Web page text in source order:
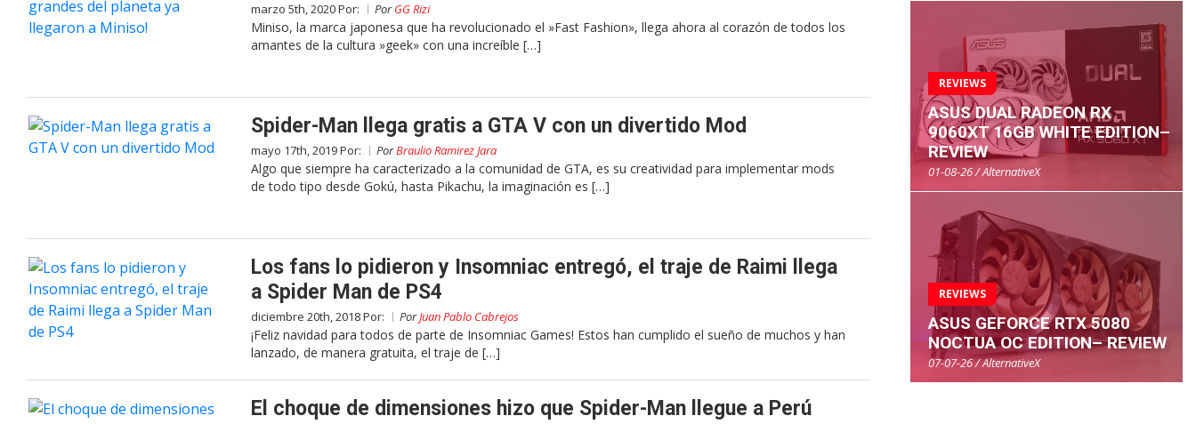
marzo 5th, 2020 Por: PorGG Rizi
Miniso, la marca japonesa que ha revolucionado el »Fast Fashion», llega ahora al corazón de todos los
amantes de la cultura »geek» con una increíble […]
Spider-Man llega gratis a GTA V con un divertido Mod
mayo 17th, 2019 Por: PorBraulio Ramirez Jara
Algo que siempre ha caracterizado a la comunidad de GTA, es su creatividad para implementar mods
de todo tipo desde Gokú, hasta Pikachu, la imaginación es […]
Los fans lo pidieron y Insomniac entregó, el traje de Raimi llega
a Spider Man de PS4
diciembre 20th, 2018 Por: PorJuan Pablo Cabrejos
¡Feliz navidad para todos de parte de Insomniac Games! Estos han cumplido el sueño de muchos y han
lanzado, de manera gratuita, el traje de […]
El choque de dimensiones hizo que Spider-Man llegue a Perú
REVIEWS
ASUS DUAL RADEON RX
9060XT 16GB WHITE EDITION–
REVIEW
01-08-26 / AlternativeX
REVIEWS
ASUS GEFORCE RTX 5080
NOCTUA OC EDITION– REVIEW
07-07-26 / AlternativeX